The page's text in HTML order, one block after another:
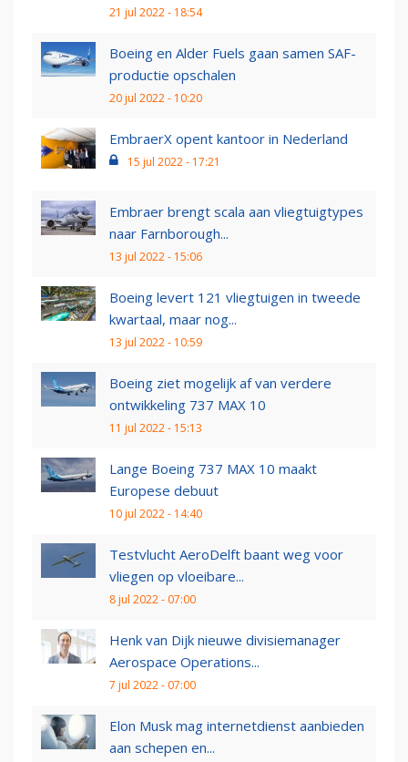
21 jul 2022 - 18:54
Boeing en Alder Fuels gaan samen SAF-
productie opschalen
20 jul 2022 - 10:20
EmbraerX opent kantoor in Nederland
15 jul 2022 - 17:21
Embraer brengt scala aan vliegtuigtypes
naar Farnborough...
13 jul 2022 - 15:06
Boeing levert 121 vliegtuigen in tweede
kwartaal, maar nog...
13 jul 2022 - 10:59
Boeing ziet mogelijk af van verdere
ontwikkeling 737 MAX 10
11 jul 2022 - 15:13
Lange Boeing 737 MAX 10 maakt
Europese debuut
10 jul 2022 - 14:40
Testvlucht AeroDelft baant weg voor
vliegen op vloeibare...
8 jul 2022 - 07:00
Henk van Dijk nieuwe divisiemanager
Aerospace Operations...
7 jul 2022 - 07:00
Elon Musk mag internetdienst aanbieden
aan schepen en...